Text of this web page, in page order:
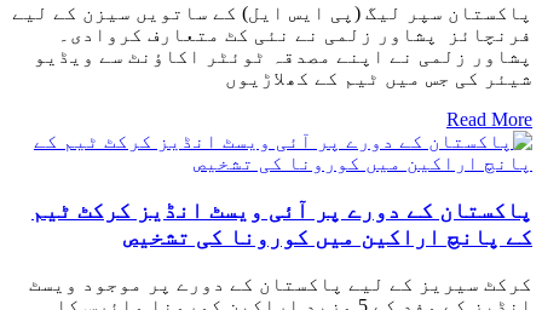
پاکستان سپر لیگ (پی ایس ایل) کے ساتویں سیزن کے لیے
فرنچائز پشاور زلمی نے نئی کٹ متعارف کروادی۔
پشاور زلمی نے اپنے مصدقہ ٹوئٹر اکاؤنٹ سے ویڈیو
شیئر کی جس میں ٹیم کے کھلاڑیوں
Read More
پاکستان کے دورے پر آئی ویسٹ انڈیز کرکٹ ٹیم
کے پانچ اراکین میں کورونا کی تشخیص
کرکٹ سیریز کے لیے پاکستان کے دورے پر موجود ویسٹ
انڈیز کے وفد کے 5 مزید اراکین کورونا وائرس کا